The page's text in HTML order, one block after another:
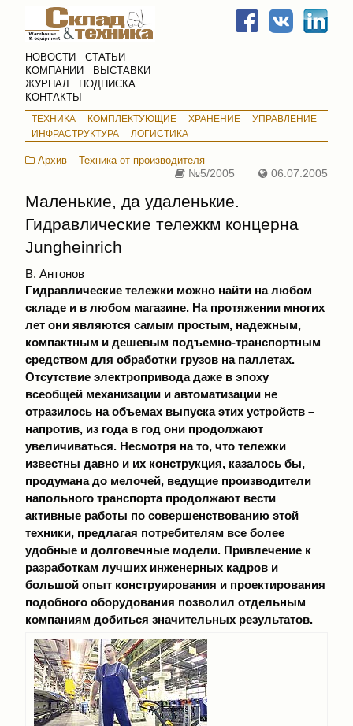
НОВОСТИ
СТАТЬИ
КОМПАНИИ
ВЫСТАВКИ
ЖУРНАЛ
ПОДПИСКА
КОНТАКТЫ
ТЕХНИКА КОМПЛЕКТУЮЩИЕ ХРАНЕНИЕ
УПРАВЛЕНИЕ
ИНФРАСТРУКТУРА
ЛОГИСТИКА
Архив – Техника от производителя
№5/2005
06.07.2005
Маленькие, да удаленькие.
Гидравлические тележкм концерна
Jungheinrich
В. Антонов
Гидравлические тележки можно найти на любом
складе и в любом магазине. На протяжении многих
лет они являются самым простым, надежным,
компактным и дешевым подъемно-транспортным
средством для обработки грузов на паллетах.
Отсутствие электропривода даже в эпоху
всеобщей механизации и автоматизации не
отразилось на объемах выпуска этих устройств –
напротив, из года в год они продолжают
увеличиваться. Несмотря на то, что тележки
известны давно и их конструкция, казалось бы,
продумана до мелочей, ведущие производители
напольного транспорта продолжают вести
активные работы по совершенствованию этой
техники, предлагая потребителям все более
удобные и долговечные модели. Привлечение к
разработкам лучших инженерных кадров и
большой опыт конструирования и проектирования
подобного оборудования позволил отдельным
компаниям добиться значительных результатов.